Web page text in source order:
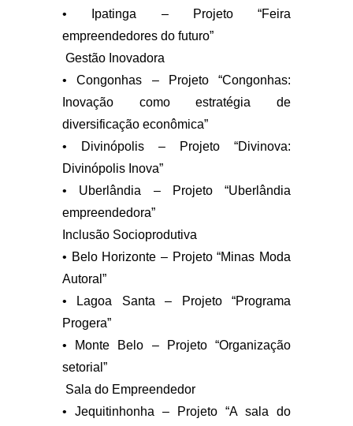
• Ipatinga – Projeto “Feira
empreendedores do futuro”
Gestão Inovadora
• Congonhas – Projeto “Congonhas:
Inovação como estratégia de
diversificação econômica”
• Divinópolis – Projeto “Divinova:
Divinópolis Inova”
• Uberlândia – Projeto “Uberlândia
empreendedora”
Inclusão Socioprodutiva
• Belo Horizonte – Projeto “Minas Moda
Autoral”
• Lagoa Santa – Projeto “Programa
Progera”
• Monte Belo – Projeto “Organização
setorial”
Sala do Empreendedor
• Jequitinhonha – Projeto “A sala do